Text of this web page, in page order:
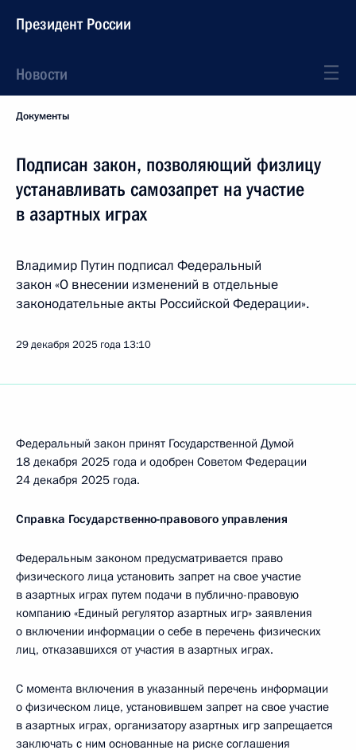
Президент России
Новости
Документы
Подписан закон, позволяющий физлицу
устанавливать самозапрет на участие
в азартных играх
Владимир Путин подписал Федеральный
закон «О внесении изменений в отдельные
законодательные акты Российской Федерации».
29 декабря 2025 года 13:10
Федеральный закон принят Государственной Думой
18 декабря 2025 года и одобрен Советом Федерации
24 декабря 2025 года.
Справка Государственно-правового управления
Федеральным законом предусматривается право
физического лица установить запрет на свое участие
в азартных играх путем подачи в публично-правовую
компанию «Единый регулятор азартных игр» заявления
о включении информации о себе в перечень физических
лиц, отказавшихся от участия в азартных играх.
С момента включения в указанный перечень информации
о физическом лице, установившем запрет на свое участие
в азартных играх, организатору азартных игр запрещается
заключать с ним основанные на риске соглашения